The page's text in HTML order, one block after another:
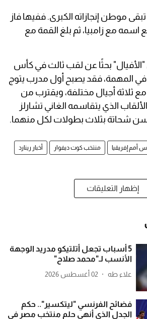
تبقى موطن إنجازاته الكبرى. ففيها فاز
اسمه مع زامبيا، ثم بلغ القمة مع
"الأفيال" بحثًا عن لقب ثالث في كأس
في المهمة، فقد يصبح أول مدرب يتوج
ثلاثة أجيال مختلفة، ويقترب من
الذي يتقاسمه الغاني تشارلز
شحاتة بثلاث بطولات لكل منهما.
أمم إفريقيا منتخب كوت ديفوار أخبار رينارد
إظهار التعليقات
5 أسباب تجعل أتلتيكو مدريد الوجهة
الأنسب لـ"محمد صلاح"
علاء طه 02 أغسطس 2026
فضائح الفرنسي "ليتكسير".. حكم
الجدل الذي أنهى حلم منتخب مصر في